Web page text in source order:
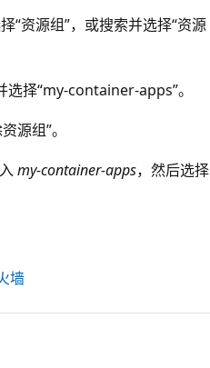
“资源组”，或搜索并选择“资源
选择“my-container-apps”。
源组”。
my-container-apps，然后选择
墙